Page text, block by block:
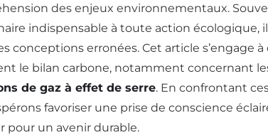
des enjeux environnementaux.
indispensable à toute action écologique,
conceptions erronées. Cet article s’engage
le bilan carbone, notamment concernant
de gaz à effet de serre. En confrontant
favoriser une prise de conscience
pour un avenir durable.